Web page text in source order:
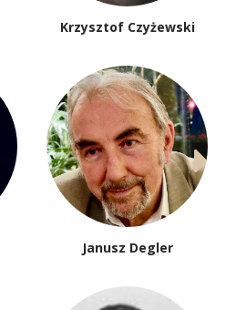
Krzysztof Czyżewski
Janusz Degler